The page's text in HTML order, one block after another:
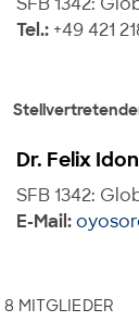
Tel.: +49 421
Dr. Felix
SFB 1342:
E-Mail:
8 MITGLIEDER